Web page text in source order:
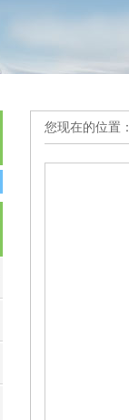
您现在的位置：